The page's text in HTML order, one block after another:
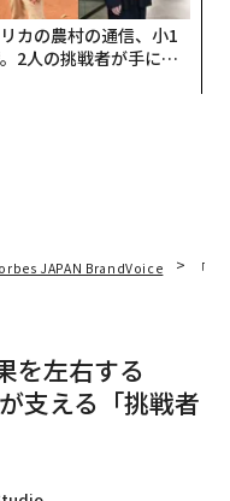
カの農村の通信、小1
2人の挑戦者が手にし
JAPAN BrandVoice 「
を左右する
支える「挑戦者